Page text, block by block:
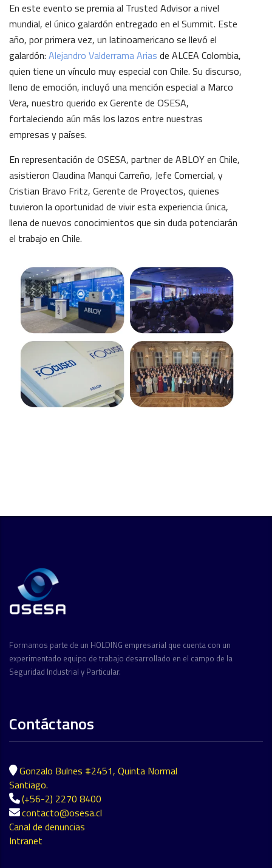
En este evento se premia al Trusted Advisor a nivel
mundial, el único galardón entregado en el Summit. Este
año, por primera vez, un latinoamericano se llevó el
galardón: Alejandro Valderrama Arias de ALCEA Colombia,
quien tiene un vínculo muy especial con Chile. Su discurso,
lleno de emoción, incluyó una mención especial a Marco
Vera, nuestro querido ex Gerente de OSESA,
fortaleciendo aún más los lazos entre nuestras
empresas y países.
En representación de OSESA, partner de ABLOY en Chile,
asistieron Claudina Manqui Carreño, Jefe Comercial, y
Cristian Bravo Fritz, Gerente de Proyectos, quienes
tuvieron la oportunidad de vivir esta experiencia única,
llena de nuevos conocimientos que sin duda potenciarán
el trabajo en Chile.
Formamos parte de un HOLDING empresarial que cuenta con un
experimentado equipo de trabajo desarrollado en el campo de la
Seguridad Industrial y Particular.
Contáctanos
Gonzalo Bulnes #2451, Quinta Normal
Santiago.
(+56-2) 2270 8400
contacto@osesa.cl
Canal de denuncias
Intranet